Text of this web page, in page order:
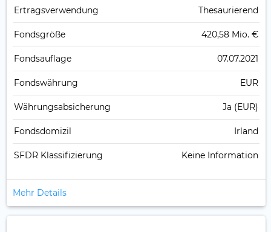
Ertrags­verwendung Thesaurierend
Fonds­größe 420,58 Mio. €
Fonds­auflage 07.07.2021
Fonds­währung EUR
Währungsabsicherung Ja (EUR)
Fondsdomizil Irland
SFDR Klassifizierung Keine Information
Mehr Details